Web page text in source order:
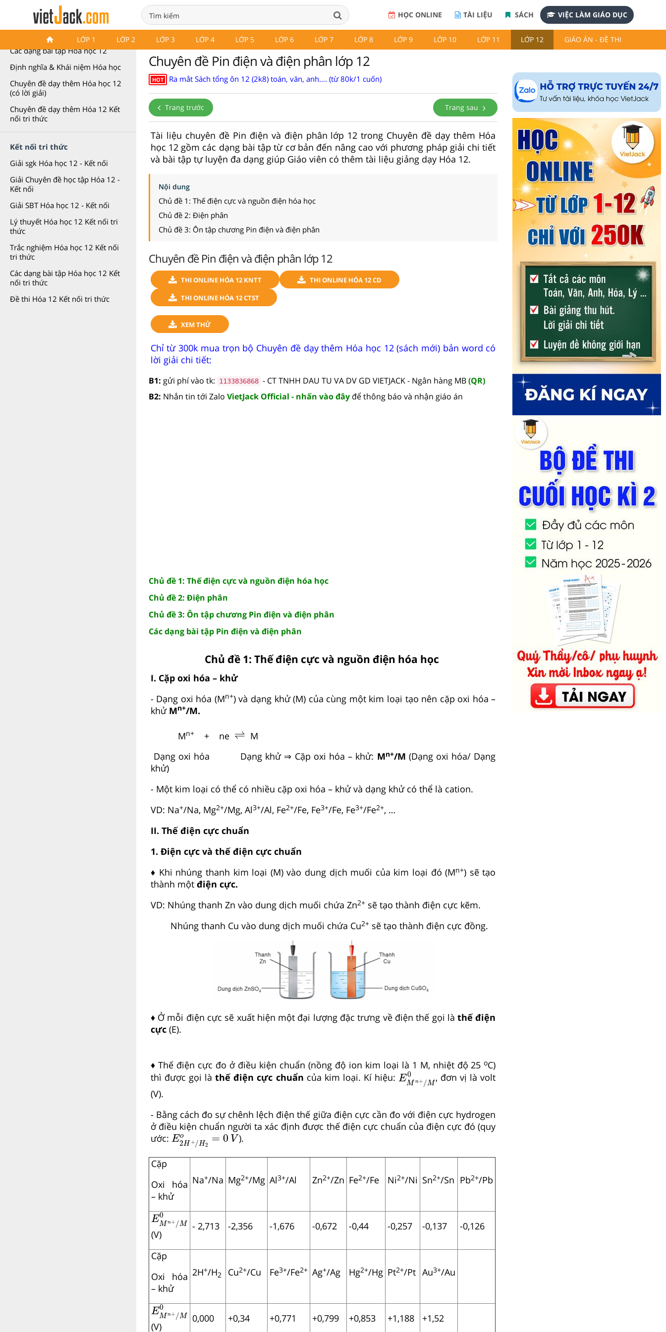
HỌC ONLINE TÀI LIỆU SÁCH VIỆC LÀM GIÁO DỤC
LỚP 1 LỚP 2 LỚP 3 LỚP 4 LỚP 5 LỚP 6 LỚP 7 LỚP 8 LỚP 9 LỚP 10 LỚP 11 LỚP 12 GIÁO ÁN - ĐỀ THI
Chuyên đề Hóa học 12
Các dạng bài tập Hóa học 12
Định nghĩa & Khái niệm Hóa học
Chuyên đề dạy thêm Hóa học 12
(có lời giải)
Chuyên đề dạy thêm Hóa 12 Kết
nối tri thức
Kết nối tri thức
Giải sgk Hóa học 12 - Kết nối
Giải Chuyên đề học tập Hóa 12 -
Kết nối
Giải SBT Hóa học 12 - Kết nối
Lý thuyết Hóa học 12 Kết nối tri
thức
Trắc nghiệm Hóa học 12 Kết nối
tri thức
Các dạng bài tập Hóa học 12 Kết
nối tri thức
Đề thi Hóa 12 Kết nối tri thức
Chuyên đề Pin điện và điện phân lớp 12
HOT Ra mắt Sách tổng ôn 12 (2k8) toán, văn, anh.... (từ 80k/1 cuốn)
Trang trước Trang sau
Tài liệu chuyên đề Pin điện và điện phân lớp 12 trong Chuyên đề dạy thêm Hóa
học 12 gồm các dạng bài tập từ cơ bản đến nâng cao với phương pháp giải chi tiết
và bài tập tự luyện đa dạng giúp Giáo viên có thêm tài liệu giảng dạy Hóa 12.
Nội dung
Chủ đề 1: Thế điện cực và nguồn điện hóa học
Chủ đề 2: Điện phân
Chủ đề 3: Ôn tập chương Pin điện và điện phân
Chuyên đề Pin điện và điện phân lớp 12
THI ONLINE HÓA 12 KNTT
THI ONLINE HÓA 12 CD
THI ONLINE HÓA 12 CTST
XEM THỬ
Chỉ từ 300k mua trọn bộ Chuyên đề dạy thêm Hóa học 12 (sách mới) bản word có
lời giải chi tiết:
B1: gửi phí vào tk: 1133836868 - CT TNHH DAU TU VA DV GD VIETJACK - Ngân hàng MB(QR)
B2: Nhắn tin tới Zalo VietJack Official - nhấn vào đây để thông báo và nhận giáo án
Chủ đề 1: Thế điện cực và nguồn điện hóa học
Chủ đề 2: Điện phân
Chủ đề 3: Ôn tập chương Pin điện và điện phân
Các dạng bài tập Pin điện và điện phân
Chủ đề 1: Thế điện cực và nguồn điện hóa học
I. Cặp oxi hóa – khử
- Dạng oxi hóa (Mn+) và dạng khử (M) của cùng một kim loại tạo nên cặp oxi hóa –
khử Mn+/M.
Mn++ ne ⇌ M
Dạng oxi hóa Dạng khử ⇒ Cặp oxi hóa – khử: Mn+/M (Dạng oxi hóa/ Dạng
khử)
- Một kim loại có thể có nhiều cặp oxi hóa – khử và dạng khử có thể là cation.
VD: Na+/Na, Mg2+/Mg, Al3+/Al, Fe2+/Fe, Fe3+/Fe, Fe3+/Fe2+, …
II. Thế điện cực chuẩn
1. Điện cực và thế điện cực chuẩn
♦ Khi nhúng thanh kim loại (M) vào dung dịch muối của kim loại đó (Mn+) sẽ tạo
thành một điện cực.
VD: Nhúng thanh Zn vào dung dịch muối chứa Zn2+sẽ tạo thành điện cực kẽm.
Nhúng thanh Cu vào dung dịch muối chứa Cu2+sẽ tạo thành điện cực đồng.
♦ Ở mỗi điện cực sẽ xuất hiện một đại lượng đặc trưng về điện thế gọi làthế điện
cực(E).
♦ Thế điện cực đo ở điều kiện chuẩn (nồng độ ion kim loại là 1 M, nhiệt độ 25oC)
thì được gọi làthế điện cực chuẩn của kim loại. Kí hiệu: E0
M n+ / M
EMn+/ M0
, đơn vị là volt
(V).
- Bằng cách đo sự chênh lệch điện thế giữa điện cực cần đo với điện cực hydrogen
ở điều kiện chuẩn người ta xác định được thế điện cực chuẩn của điện cực đó (quy
ước: Eo
2H +/H2
= 0 V
E2H+ /H2o=0V
).
Cặp
Oxi hóa
– khử
Na+/Na Mg2+/Mg Al3+/Al Zn2+/Zn Fe2+/Fe Ni2+/Ni Sn2+/Sn Pb2+/Pb
E0
M n+ / M
EMn+/M0
(V)
- 2,713 -2,356 -1,676 -0,672 -0,44 -0,257 -0,137 -0,126
Cặp
Oxi hóa
– khử
2H+/H2 Cu2+/Cu Fe3+/Fe2+ Ag+/Ag Hg2+/Hg Pt2+/Pt Au3+/Au
E0
M n+ / M
EMn+/M0
(V)
0,000 +0,34 +0,771 +0,799 +0,853 +1,188 +1,52